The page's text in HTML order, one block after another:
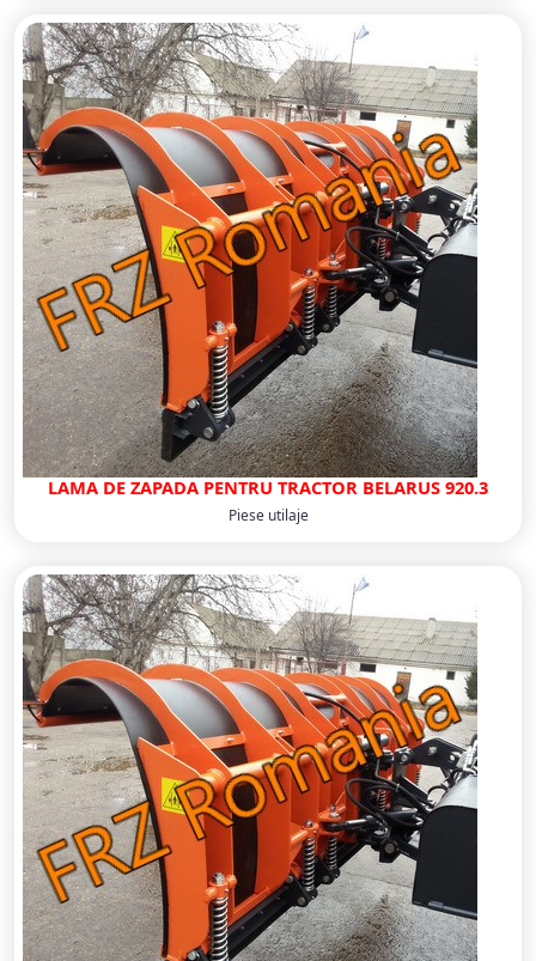
LAMA DE ZAPADA PENTRU TRACTOR BELARUS 920.3
Piese utilaje